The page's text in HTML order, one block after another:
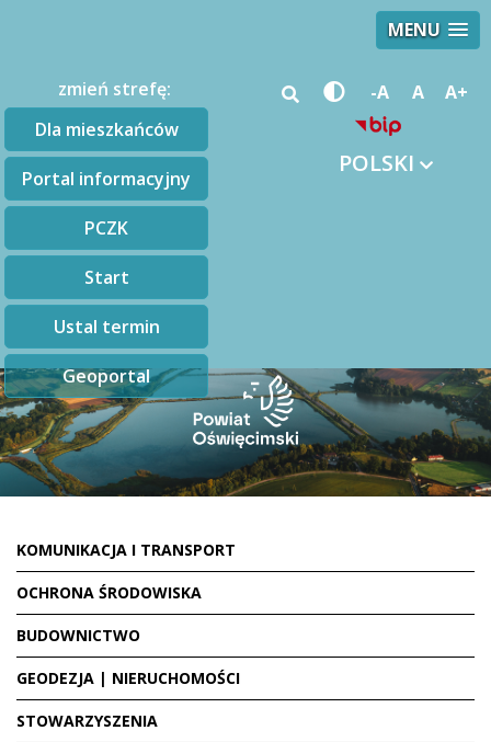
MENU
zmień strefę:
Dla mieszkańców
Portal informacyjny
PCZK
Start
Ustal termin
Geoportal
-A A A+
POLSKI
KOMUNIKACJA I TRANSPORT
OCHRONA ŚRODOWISKA
BUDOWNICTWO
GEODEZJA | NIERUCHOMOŚCI
STOWARZYSZENIA